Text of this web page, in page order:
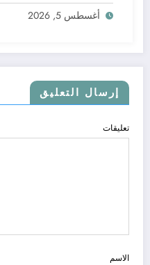
أغسطس 5, 2026
إرسال التعليق
تعليقات
الاسم